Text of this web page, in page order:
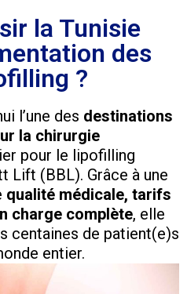
la Tunisie
des
?
l’une des destinations
la chirurgie
pour le lipofilling
Lift (BBL). Grâce à une
qualité médicale, tarifs
charge complète, elle
centaines de patient(e)s
entier.